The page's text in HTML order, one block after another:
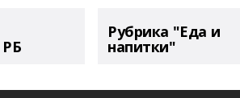
Рубрика "Еда и
напитки"